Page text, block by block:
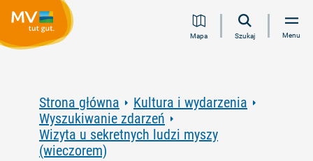
Przejdź
Przejdź
Przejdź
Przejdź
Mapa Szukaj Menu
Strona główna
Kultura i wydarzenia
Wyszukiwanie zdarzeń
Wizyta u sekretnych ludzi myszy
(wieczorem)